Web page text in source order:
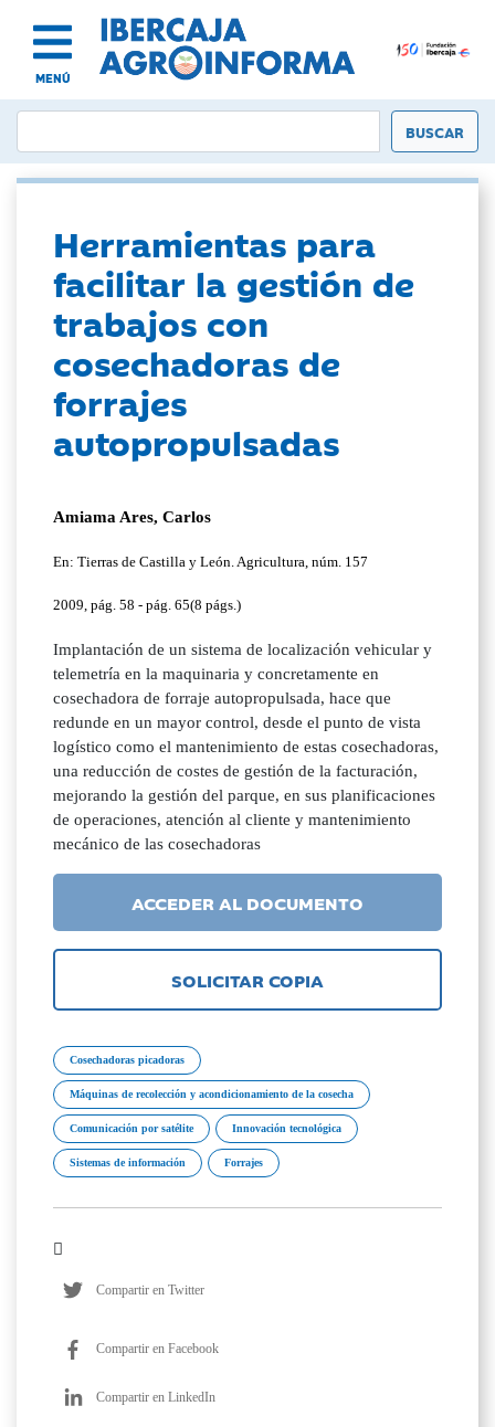
MENÚ
Herramientas para
facilitar la gestión de
trabajos con
cosechadoras de
forrajes
autopropulsadas
Amiama Ares, Carlos
En: Tierras de Castilla y León. Agricultura, núm. 157
2009, pág. 58 - pág. 65(8 págs.)
Implantación de un sistema de localización vehicular y
telemetría en la maquinaria y concretamente en
cosechadora de forraje autopropulsada, hace que
redunde en un mayor control, desde el punto de vista
logístico como el mantenimiento de estas cosechadoras,
una reducción de costes de gestión de la facturación,
mejorando la gestión del parque, en sus planificaciones
de operaciones, atención al cliente y mantenimiento
mecánico de las cosechadoras
ACCEDER AL DOCUMENTO
SOLICITAR COPIA
Cosechadoras picadoras
Máquinas de recolección y acondicionamiento de la cosecha
Comunicación por satélite Innovación tecnológica
Sistemas de información Forrajes
Compartir en Twitter
Compartir en Facebook
Compartir en LinkedIn